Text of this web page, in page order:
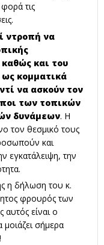
τις
ντροπή να
καθώς και του
ως κομματικά
να ασκούν τον
των τοπικών
δυνάμεων. Η
τον θεσμικό τους
και
εγκατάλειψη, την
η δήλωση του κ.
φρουρός των
είναι ο
σήμερα